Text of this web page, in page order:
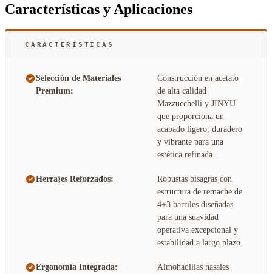
Características y Aplicaciones
CARACTERÍSTICAS
Selección de Materiales
Premium:
Construcción en acetato
de alta calidad
Mazzucchelli y JINYU
que proporciona un
acabado ligero, duradero
y vibrante para una
estética refinada.
Herrajes Reforzados:
Robustas bisagras con
estructura de remache de
4+3 barriles diseñadas
para una suavidad
operativa excepcional y
estabilidad a largo plazo.
Ergonomía Integrada:
Almohadillas nasales